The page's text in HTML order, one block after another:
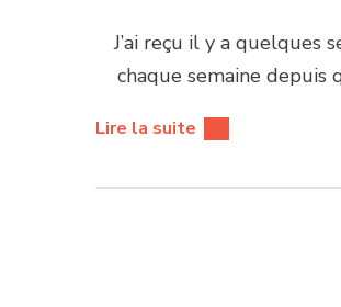
J’ai reçu il y a quelques
chaque semaine depuis
Lire la suite